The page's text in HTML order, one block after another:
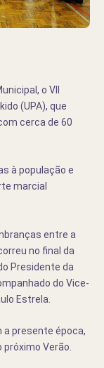
o VII
(UPA), que
cerca de 60
à população e
marcial
entre a
no final da
Presidente da
do Vice-
Estrela.
a presente época,
Verão.